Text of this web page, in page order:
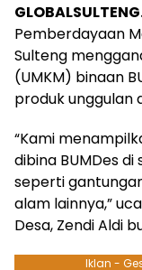
Pemberdayaan
Sulteng
(UMKM) binaan
produk unggulan
“Kami
dibina BUMDes
seperti
alam lainnya,”
Desa, Zendi Aldi
Iklan -